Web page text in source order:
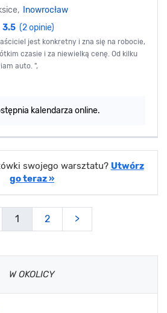
Inowrocław
3.5 (2 opinie)
jest konkretny i zna się na robocie,
czasie i za niewielką cenę. Od kilku
auto. ",
kalendarza online.
swojego warsztatu? Utwórz
go teraz »
1 2 >
W OKOLICY